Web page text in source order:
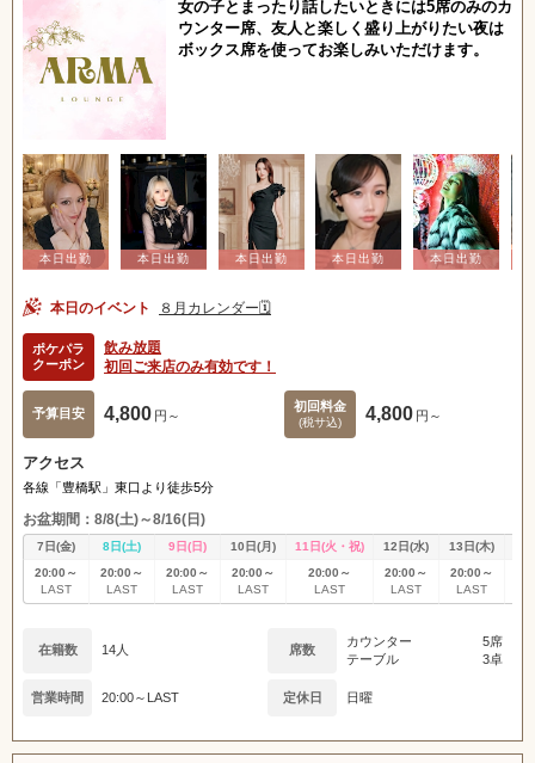
女の子とまったり話したいときには5席のみのカ
ウンター席、友人と楽しく盛り上がりたい夜は
ボックス席を使ってお楽しみいただけます。
本日のイベント ８月カレンダー🗓️
ポケパラ
クーポン
飲み放題
初回ご来店のみ有効です！
予算目安 4,800 円～
初回料金
(税サ込) 4,800 円～
アクセス
各線「豊橋駅」東口より徒歩5分
お盆期間：8/8(土)～8/16(日)
7日(金) 8日(土) 9日(日) 10日(月) 11日(火・祝) 12日(水) 13日(木)
20:00～
LAST
20:00～
LAST
20:00～
LAST
20:00～
LAST
20:00～
LAST
20:00～
LAST
20:00～
LAST
在籍数 14人 席数
カウンター
5席
テーブル
3卓
営業時間 20:00～LAST 定休日 日曜